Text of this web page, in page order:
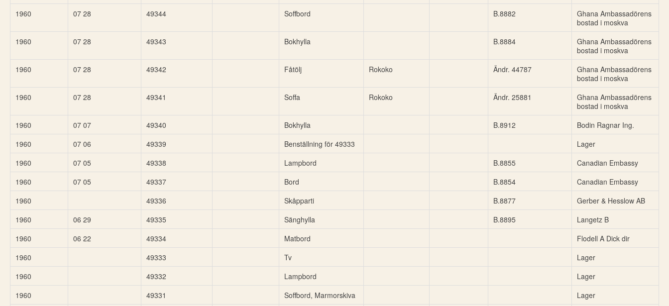
1960
07 28 49344 Soffbord B.8882
Ghana Ambassadörens
bostad i moskva
1960
07 28 49343 Bokhylla B.8884
Ghana Ambassadörens
bostad i moskva
1960
07 28 49342 Fåtölj Rokoko Ändr. 44787
Ghana Ambassadörens
bostad i moskva
1960
07 28 49341 Soffa Rokoko Ändr. 25881
Ghana Ambassadörens
bostad i moskva
1960
07 07 49340 Bokhylla B.8912
Bodin Ragnar Ing.
1960
07 06 49339 Benställning för 49333
Lager
1960
07 05 49338 Lampbord B.8855
Canadian Embassy
1960
07 05 49337 Bord B.8854
Canadian Embassy
1960
49336 Skåpparti B.8877
Gerber & Hesslow AB
1960
06 29 49335 Sänghylla B.8895
Langetz B
1960
06 22 49334 Matbord
Flodell A Dick dir
1960
49333 Tv
Lager
1960
49332 Lampbord
Lager
1960
49331 Soffbord, Marmorskiva
Lager